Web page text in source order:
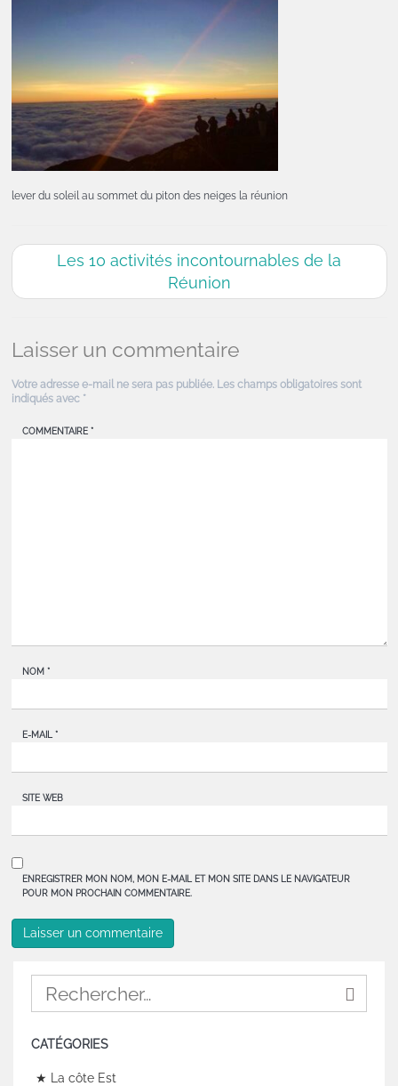
lever du soleil au sommet du piton des neiges la réunion
Les 10 activités incontournables de la
Réunion
Laisser un commentaire
Votre adresse e-mail ne sera pas publiée. Les champs obligatoires sont
indiqués avec *
COMMENTAIRE *
NOM *
E-MAIL *
SITE WEB
ENREGISTRER MON NOM, MON E-MAIL ET MON SITE DANS LE NAVIGATEUR
POUR MON PROCHAIN COMMENTAIRE.
CATÉGORIES
★ La côte Est